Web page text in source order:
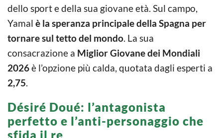
dello sport e della sua giovane età. Sul campo,
Yamal è la speranza principale della Spagna per
tornare sul tetto del mondo. La sua
consacrazione a Miglior Giovane dei Mondiali
2026è l’opzione più calda, quotata dagli esperti a
2,75.
Désiré Doué: l’antagonista
perfetto e l’anti-personaggio che
sfida il re